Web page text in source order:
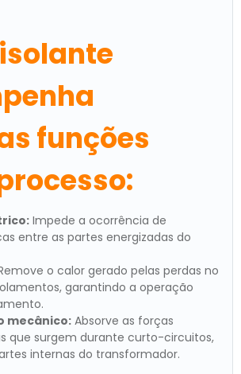
funções
Impede a ocorrência de
entre as partes energizadas do
o calor gerado pelas perdas no
garantindo a operação
mecânico:Absorve as forças
que surgem durante curto-circuitos,
internas do transformador.